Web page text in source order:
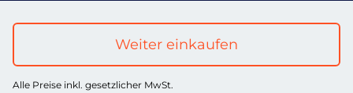
Weiter einkaufen
Alle Preise inkl. gesetzlicher MwSt.